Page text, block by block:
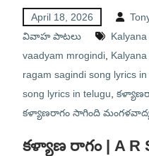
April 18, 2026
వివాహ పాటలు
vaadyam mrogindi,
ragam sagindi song lyrics in
song lyrics in telugu
కళ్యాణరాగం సాగింది
కళ్యాణ రాగం | A R